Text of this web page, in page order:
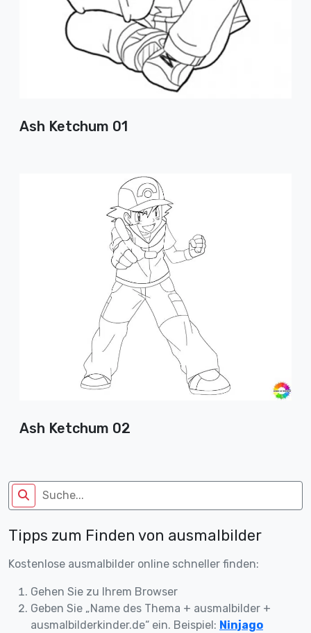
Ash Ketchum 01
Ash Ketchum 02
Tipps zum Finden von ausmalbilder
Kostenlose ausmalbilder online schneller finden:
Gehen Sie zu Ihrem Browser
Geben Sie „Name des Thema + ausmalbilder +
ausmalbilderkinder.de“ ein. Beispiel: Ninjago